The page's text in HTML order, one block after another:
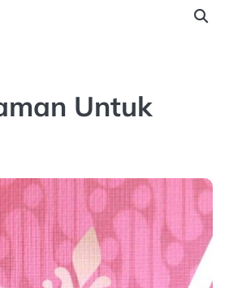
Untuk